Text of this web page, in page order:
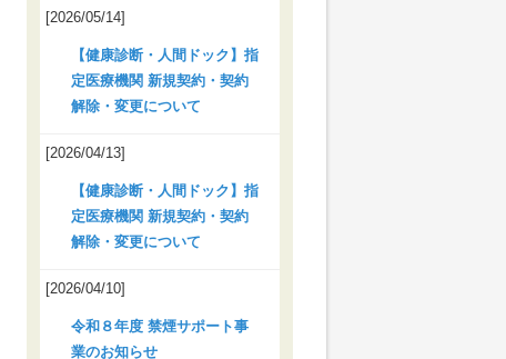
[2026/05/14]
【健康診断・人間ドック】指
定医療機関 新規契約・契約
解除・変更について
[2026/04/13]
【健康診断・人間ドック】指
定医療機関 新規契約・契約
解除・変更について
[2026/04/10]
令和８年度 禁煙サポート事
業のお知らせ